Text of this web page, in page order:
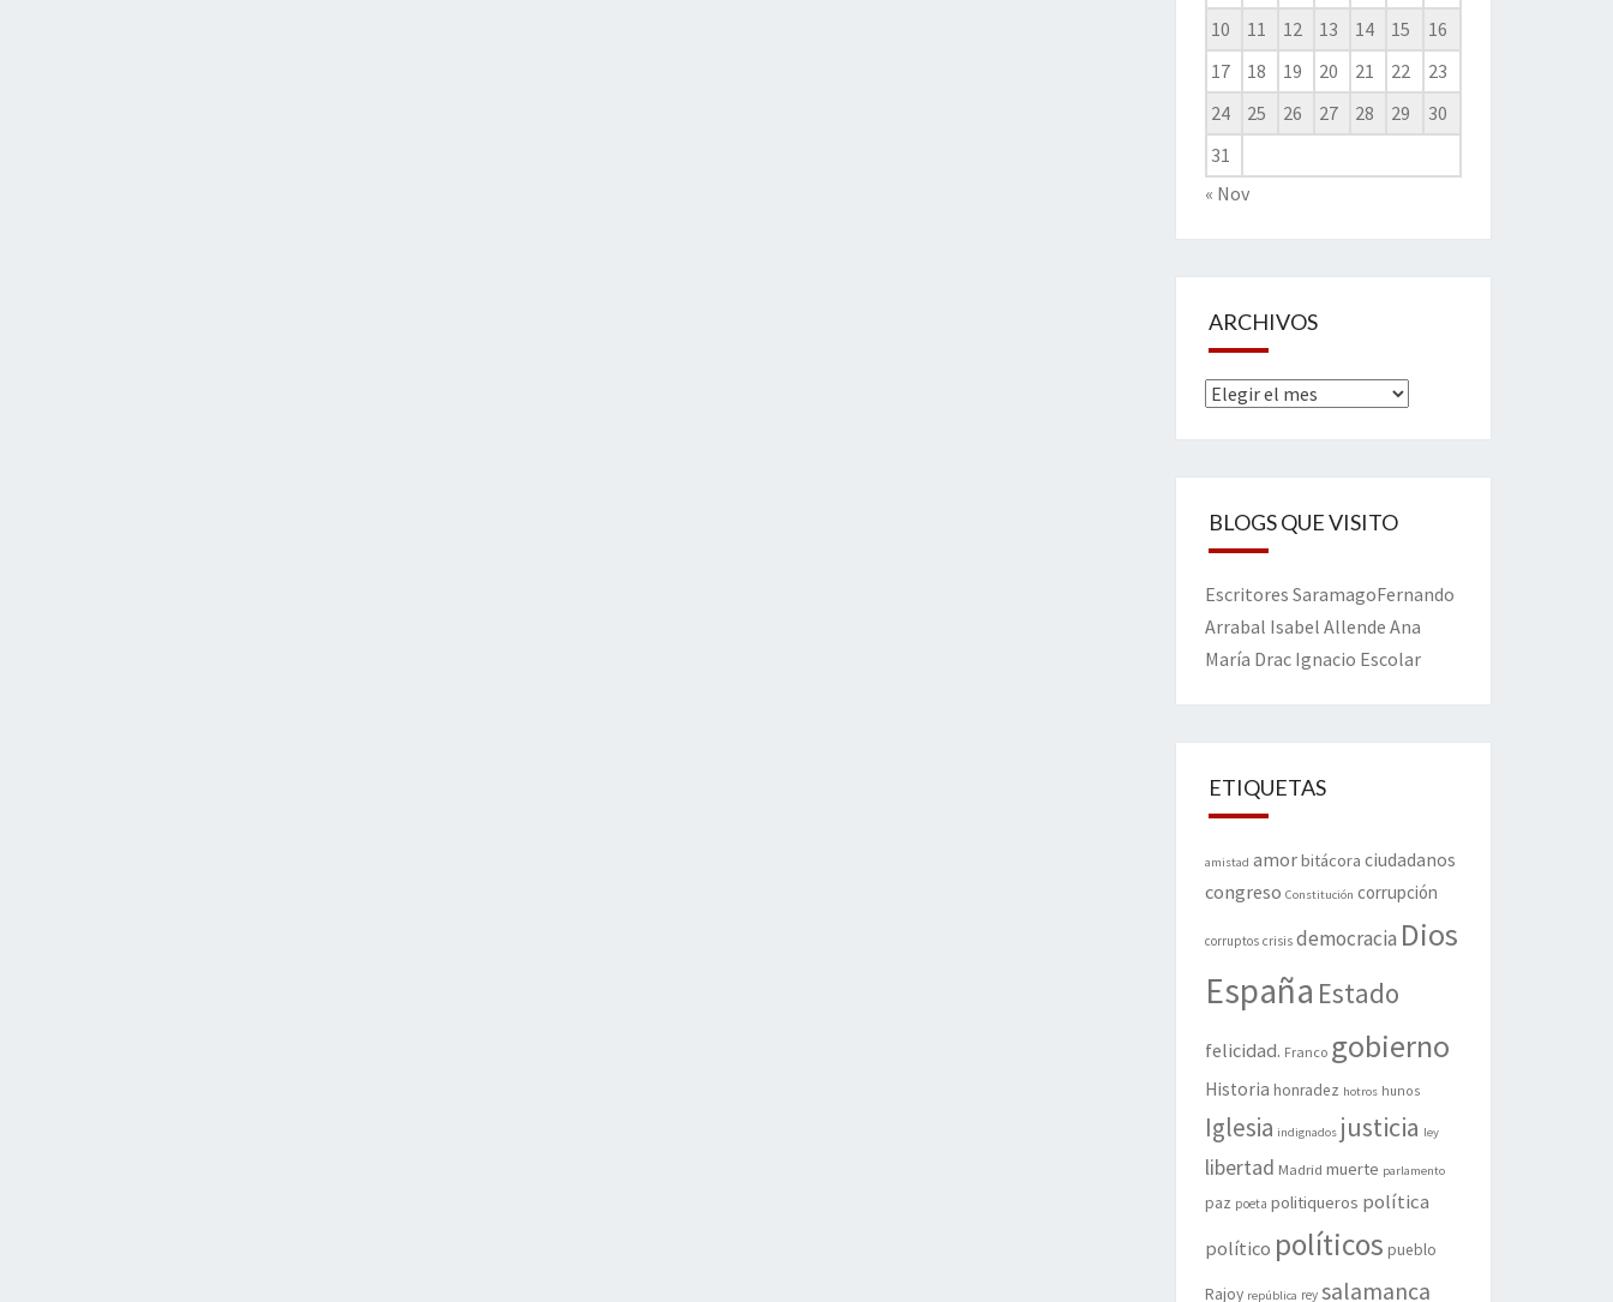
10
11 12 13 14 15
16
17
18 19 20 21 22
23
24
25 26 27 28 29
30
31
« Nov
ARCHIVOS
Archivos
BLOGS QUE VISITO
Escritores SaramagoFernando
Arrabal Isabel Allende Ana
María Drac Ignacio Escolar
ETIQUETAS
amistad amorbitácora ciudadanos
congreso Constitución corrupción
corruptos crisis democracia Dios
España Estado
felicidad. Franco gobierno
Historia honradez hotros hunos
Iglesia indignados justicia ley
libertad Madrid muerte parlamento
paz poeta politiqueros política
político políticos pueblo
Rajoy república rey salamanca